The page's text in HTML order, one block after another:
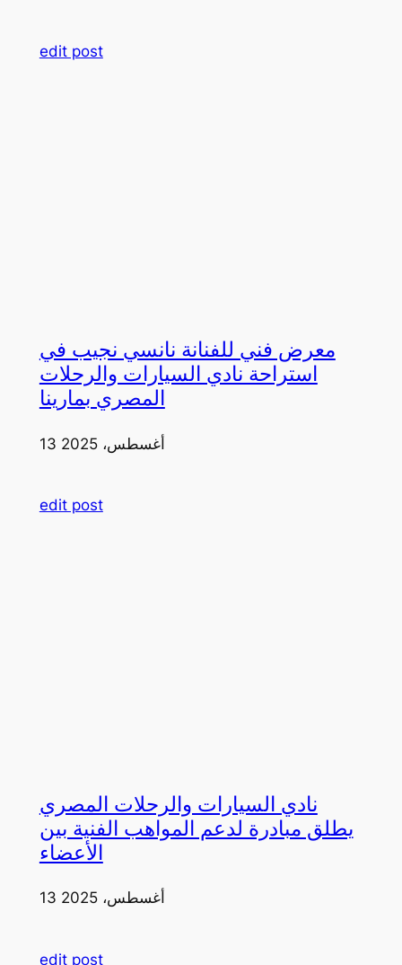
edit post
معرض فني للفنانة نانسي نجيب في
استراحة نادي السيارات والرحلات
المصري بمارينا
13 أغسطس، 2025
edit post
نادي السيارات والرحلات المصري
يطلق مبادرة لدعم المواهب الفنية بين
الأعضاء
13 أغسطس، 2025
edit post